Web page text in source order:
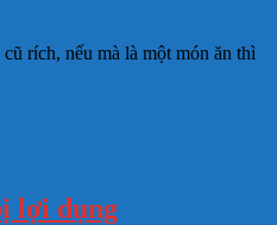
rích, nếu mà là một món ăn thì
lợi dụng